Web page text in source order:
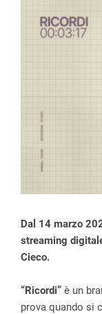
Dal 14 marzo
streaming
Cieco.
“Ricordi” è un
prova quando si